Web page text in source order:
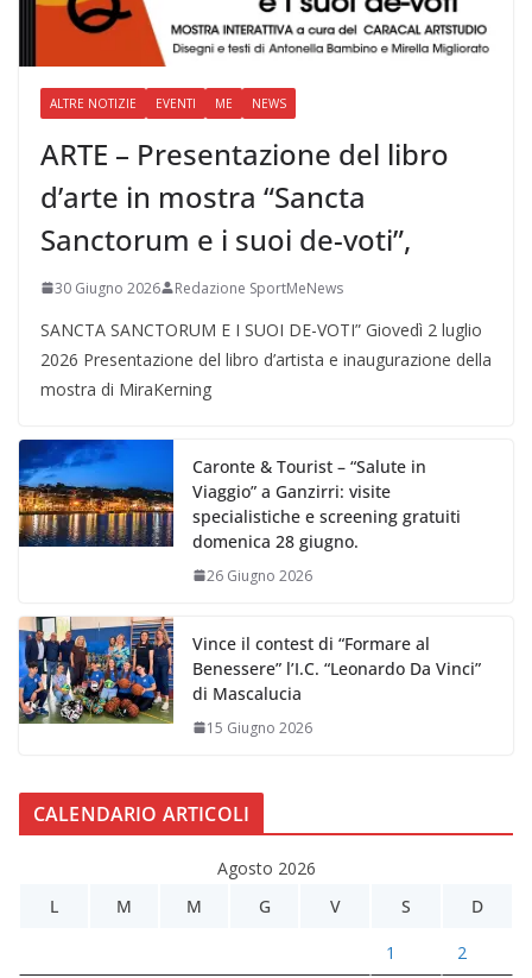
ALTRE NOTIZIE EVENTI ME NEWS
ARTE – Presentazione del libro
d’arte in mostra “Sancta
Sanctorum e i suoi de-voti”,
30 Giugno 2026 Redazione SportMeNews
SANCTA SANCTORUM E I SUOI DE-VOTI” Giovedì 2 luglio
2026 Presentazione del libro d’artista e inaugurazione della
mostra di MiraKerning
Caronte & Tourist – “Salute in
Viaggio” a Ganzirri: visite
specialistiche e screening gratuiti
domenica 28 giugno.
26 Giugno 2026
Vince il contest di “Formare al
Benessere” l’I.C. “Leonardo Da Vinci”
di Mascalucia
15 Giugno 2026
CALENDARIO ARTICOLI
Agosto 2026
L
M M G V S D
1 2